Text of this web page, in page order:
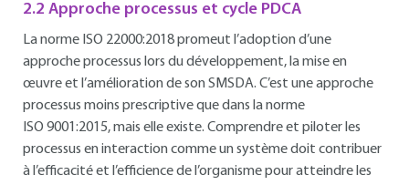
2.2 Approche processus et cycle PDCA
La norme ISO 22000:2018 promeut l’adoption d’une
approche processus lors du développement, la mise en
œuvre et l’amélioration de son SMSDA. C’est une approche
processus moins prescriptive que dans la norme
ISO 9001:2015, mais elle existe. Comprendre et piloter les
processus en interaction comme un système doit contribuer
à l’efficacité et l’efficience de l’organisme pour atteindre les